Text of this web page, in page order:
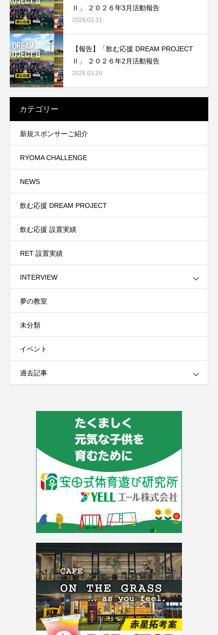
Ⅱ」 ２０２６年3月活動報告
2026.03.31
【報告】「飲む応援 DREAM PROJECT
Ⅱ」 ２０２６年2月活動報告
2026.03.20
カテゴリー
新規スポンサーご紹介
RYOMA CHALLENGE
NEWS
飲む応援 DREAM PROJECT
飲む応援 設置実績
RET 設置実績
INTERVIEW
夢の教室
未分類
イベント
過去記事